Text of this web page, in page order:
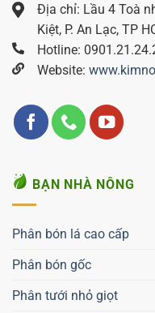
Địa chỉ: Lầu 4 Toà
Kiệt, P. An Lạc, TP
Hotline:
Website:
BẠN NHÀ NÔNG
Phân bón lá cao cấp
Phân bón gốc
Phân tưới nhỏ giọt